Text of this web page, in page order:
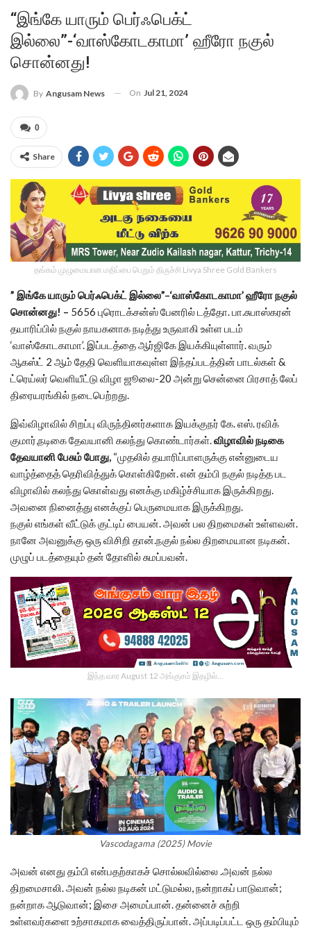
“இங்கே யாரும் பெர்ஃபெக்ட்
இல்லை”-‘வாஸ்கோடகாமா’ ஹீரோ நகுல்
சொன்னது!
By Angusam News On Jul 21, 2024
0
Share
தங்கம் முழுமையான மதிப்பை பெறும் திருச்சி Livya Shree Gold Bankers
” இங்கே யாரும் பெர்ஃபெக்ட் இல்லை”–‘வாஸ்கோடகாமா’ ஹீரோ நகுல்
சொன்னது! – 5656 புரொடக்சன்ஸ் பேனரில் டத்தோ. பா.சுபாஸ்கரன்
தயாரிப்பில் நகுல் நாயகனாக நடித்து உருவாகி உள்ள படம்
‘வாஸ்கோடகாமா’. இப்படத்தை ஆர்ஜிகே இயக்கியுள்ளார். வரும்
ஆகஸ்ட் 2 ஆம் தேதி வெளியாகவுள்ள இந்தப்படத்தின் பாடல்கள் &
ட்ரெய்லர் வெளியீட்டு விழா ஜூலை-20 அன்று சென்னை பிரசாத் லேப்
திரையரங்கில் நடைபெற்றது.
இவ்விழாவில் சிறப்பு விருந்தினர்களாக இயக்குநர் கே. எஸ். ரவிக்
குமார்,நடிகை தேவயானி கலந்து கொண்டார்கள்.விழாவில் நடிகை
தேவயானி பேசும் போது, “முதலில் தயாரிப்பாளருக்கு என்னுடைய
வாழ்த்தைத் தெரிவித்துக் கொள்கிறேன். என் தம்பி நகுல் நடித்த பட
விழாவில் கலந்து கொள்வது எனக்கு மகிழ்ச்சியாக இருக்கிறது.
அவனை நினைத்து எனக்குப் பெருமையாக இருக்கிறது.
நகுல் எங்கள் வீட்டுக் குட்டிப் பையன். அவன் பல திறமைகள் உள்ளவன்.
நானே அவனுக்கு ஒரு விசிறி தான்.நகுல் நல்ல திறமையான நடிகன்.
முழுப் படத்தையும் தன் தோளில் சுமப்பவன்.
இந்த வார August 12 அங்குசம் இதழில்…
Vascodagama (2025) Movie
அவன் எனது தம்பி என்பதற்காகச் சொல்லவில்லை .அவன் நல்ல
திறமைசாலி. அவன் நல்ல நடிகன் மட்டுமல்ல, நன்றாகப் பாடுவான்;
நன்றாக ஆடுவான்; இசை அமைப்பான். தன்னைச் சுற்றி
உள்ளவர்களை உற்சாகமாக வைத்திருப்பான். அப்படிப்பட்ட ஒரு தம்பியும்